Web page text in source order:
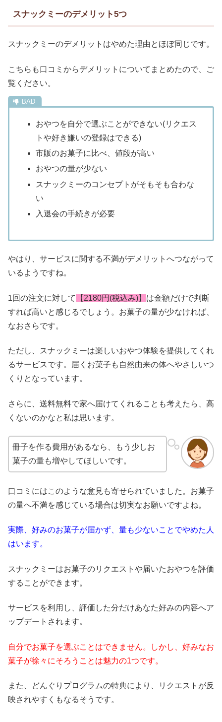
スナックミーのデメリット5つ
スナックミーのデメリットはやめた理由とほぼ同じです。
こちらも口コミからデメリットについてまとめたので、ご
覧ください。
おやつを自分で選ぶことができない(リクエス
トや好き嫌いの登録はできる)
市販のお菓子に比べ、値段が高い
おやつの量が少ない
スナックミーのコンセプトがそもそも合わな
い
入退会の手続きが必要
やはり、サービスに関する不満がデメリットへつながって
いるようですね。
1回の注文に対して 【2180円(税込み)】 は金額だけで判断
すれば高いと感じるでしょう。お菓子の量が少なければ、
なおさらです。
ただし、スナックミーは楽しいおやつ体験を提供してくれ
るサービスです。届くお菓子も自然由来の体へやさしいつ
くりとなっています。
さらに、送料無料で家へ届けてくれることも考えたら、高
くないのかなと私は思います。
冊子を作る費用があるなら、もう少しお
菓子の量も増やしてほしいです。
口コミにはこのような意見も寄せられていました。お菓子
の量へ不満を感じている場合は切実なお願いですよね。
実際、好みのお菓子が届かず、量も少ないことでやめた人
はいます。
スナックミーはお菓子のリクエストや届いたおやつを評価
することができます。
サービスを利用し、評価した分だけあなた好みの内容へア
ップデートされます。
自分でお菓子を選ぶことはできません。しかし、好みなお
菓子が徐々にそろうことは魅力の1つです。
また、どんぐりプログラムの特典により、リクエストが反
映されやすくもなるそうです。